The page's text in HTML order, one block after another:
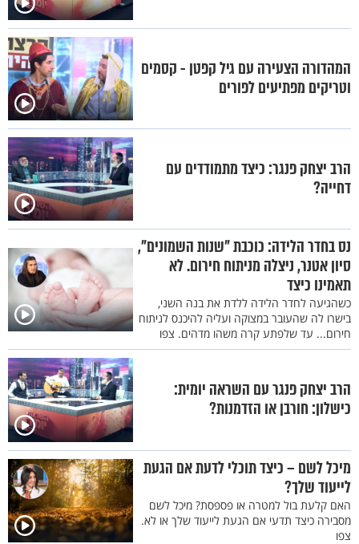
המהדורה הצעירה עם גיל קפטן - קסמים
וטריקים מפתיעים לפורים
הרב יצחק פנגר: כיצד מתמודדים עם
דחייה?
נס בחדר הלידה: כוכבת "שנות השמונים",
סיון אטנר, ניצלה מניתוח חירום. לא
תאמינו כיצד
כשהגיעה לחדר הלידה ללדת את בנה השני,
בישרו לה שהעובר במצוקה ועליה להיכנס לניתוח
חירום... עד שלפתע קרה משהו מדהים. צפו
הרב יצחק פנגר עם השראה יומית:
כישלון: חורבן או הזדמנות?
מיכל לשם – כיצד תוכלי לדעת אם הגעת
לייעוד שלך?
האם קלעת בול למטרה או פספסת? מיכל לשם
מסבירה כיצד תדעי אם הגעת לייעוד שלך או לא.
צפו